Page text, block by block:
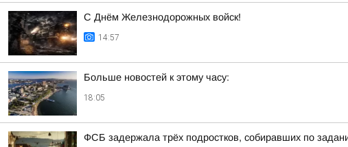
С Днём Железнодорожных войск!
14:57
Больше новостей к этому часу:
18:05
ФСБ задержала трёх подростков, собиравших по